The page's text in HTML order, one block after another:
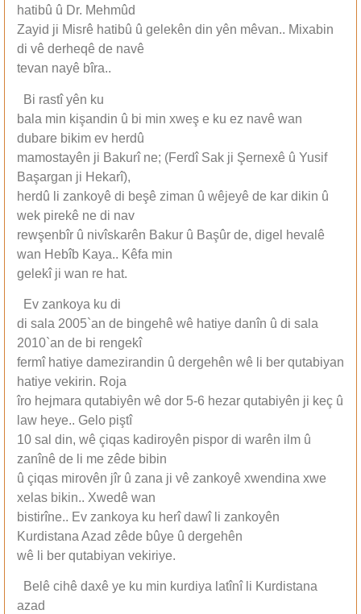
hatibû û Dr. Mehmûd
Zayid ji Misrê hatibû û gelekên din yên mêvan.. Mixabin
di vê derheqê de navê
tevan nayê bîra..
Bi rastî yên ku
bala min kişandin û bi min xweş e ku ez navê wan
dubare bikim ev herdû
mamostayên ji Bakurî ne; (Ferdî Sak ji Şernexê û Yusif
Başargan ji Hekarî),
herdû li zankoyê di beşê ziman û wêjeyê de kar dikin û
wek pirekê ne di nav
rewşenbîr û nivîskarên Bakur û Başûr de, digel hevalê
wan Hebîb Kaya.. Kêfa min
gelekî ji wan re hat.
Ev zankoya ku di
di sala 2005`an de bingehê wê hatiye danîn û di sala
2010`an de bi rengekî
fermî hatiye damezirandin û dergehên wê li ber qutabiyan
hatiye vekirin. Roja
îro hejmara qutabiyên wê dor 5-6 hezar qutabiyên ji keç û
law heye.. Gelo piştî
10 sal din, wê çiqas kadiroyên pispor di warên ilm û
zanînê de li me zêde bibin
û çiqas mirovên jîr û zana ji vê zankoyê xwendina xwe
xelas bikin.. Xwedê wan
bistirîne.. Ev zankoya ku herî dawî li zankoyên
Kurdistana Azad zêde bûye û dergehên
wê li ber qutabiyan vekiriye.
Belê cihê daxê ye ku min kurdiya latînî li Kurdistana
azad